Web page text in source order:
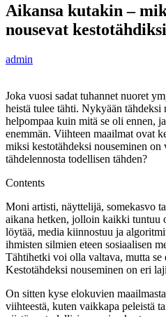
Aikansa kutakin –
nousevat kestotähdiksi
admin
Joka vuosi sadat tuhannet nuoret
heistä tulee tähti. Nykyään tähdeksi
helpompaa kuin mitä se oli ennen,
enemmän. Viihteen maailmat ovat
miksi kestotähdeksi nouseminen on
tähdelennosta todellisen tähden?
Contents
Moni artisti, näyttelijä, somekasvo
aikana hetken, jolloin kaikki tuntuu
löytää, media kiinnostuu ja
ihmisten silmien eteen sosiaalisen
Tähtihetki voi olla valtava, mutta se
Kestotähdeksi nouseminen on eri
On sitten kyse elokuvien
viihteestä, kuten vaikkapa peleistä